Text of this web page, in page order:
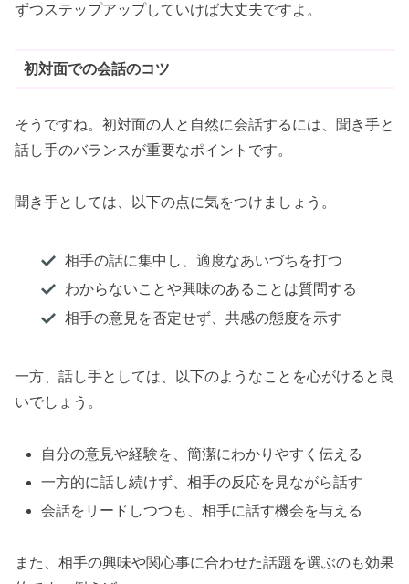
ずつステップアップしていけば大丈夫ですよ。
初対面での会話のコツ
そうですね。初対面の人と自然に会話するには、聞き手と
話し手のバランスが重要なポイントです。
聞き手としては、以下の点に気をつけましょう。
相手の話に集中し、適度なあいづちを打つ
わからないことや興味のあることは質問する
相手の意見を否定せず、共感の態度を示す
一方、話し手としては、以下のようなことを心がけると良
いでしょう。
自分の意見や経験を、簡潔にわかりやすく伝える
一方的に話し続けず、相手の反応を見ながら話す
会話をリードしつつも、相手に話す機会を与える
また、相手の興味や関心事に合わせた話題を選ぶのも効果